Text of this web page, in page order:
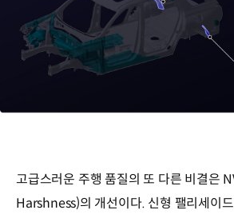
고급스러운 주행 품질의 또 다른 비결은
Harshness)의 개선이다. 신형 팰리세이